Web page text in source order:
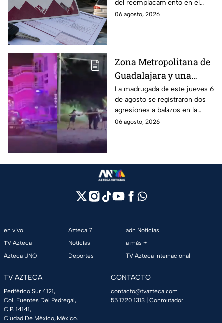
del reemplacamiento en el
Edomex, ¿hasta cuándo se
06 agosto, 2026
Zona Metropolitana de
Guadalajara y una
jornada de violencia:
Asesinan a balazos a
dos hombres en
Tlajomulco y El Salto
La madrugada de este jueves 6
de agosto se registraron dos
agresiones a balazos en la
Zona Metropolitana de
06 agosto, 2026
en vivo
TV Azteca
Azteca UNO
Azteca 7
Noticias
Deportes
adn Noticias
a más +
TV Azteca Internacional
TV AZTECA
Periférico Sur 4121,
Col. Fuentes Del Pedregal,
C.P. 14141,
Ciudad De México, México.
CONTACTO
contacto@tvazteca.com
55 1720 1313 | Conmutador